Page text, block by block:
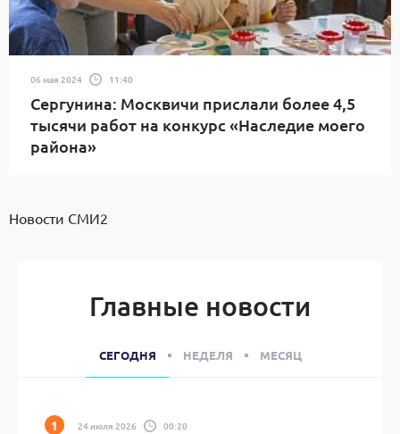
06 мая 2024 11:40
Сергунина: Москвичи прислали более 4,5
тысячи работ на конкурс «Наследие моего
района»
Новости СМИ2
Главные новости
СЕГОДНЯ НЕДЕЛЯ МЕСЯЦ
24 июля 2026 00:20